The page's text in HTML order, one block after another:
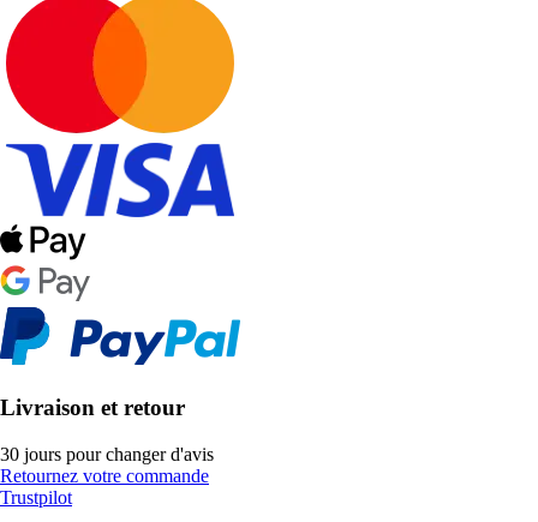
Livraison et retour
30 jours pour changer d'avis
Retournez votre commande
Trustpilot